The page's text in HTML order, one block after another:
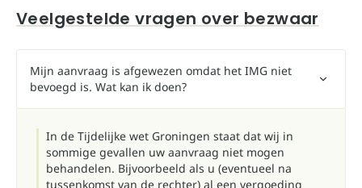
Veelgestelde vragen over bezwaar
Mijn aanvraag is afgewezen omdat het IMG niet
bevoegd is. Wat kan ik doen?
In de Tijdelijke wet Groningen staat dat wij in
sommige gevallen uw aanvraag niet mogen
behandelen. Bijvoorbeeld als u (eventueel na
tussenkomst van de rechter) al een vergoeding